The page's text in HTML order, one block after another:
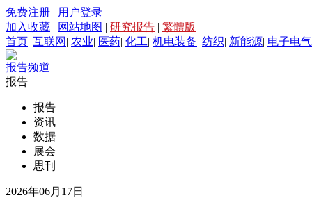
免费注册 | 用户登录
加入收藏 | 网站地图 | 研究报告 | 繁體版
首页| 互联网 | 农业| 医药| 化工| 机电装备| 纺织| 新能源| 电子电气
报告频道
报告
报告
资讯
数据
展会
思刊
2026年06月17日